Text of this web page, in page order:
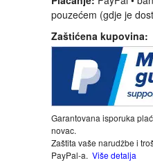
KOMEDIJA
KUVARI
LJUBAVNI
MITOLOGIJA
pouzećem (gdje je
Zaštićena kupovina:
Garantovana isporuka
novac.
Zaštita vaše narudžbe i
PayPal-a. Više detalja